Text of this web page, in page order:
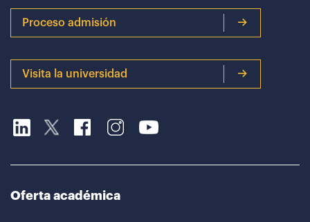
Proceso admisión
Visita la universidad
Oferta académica